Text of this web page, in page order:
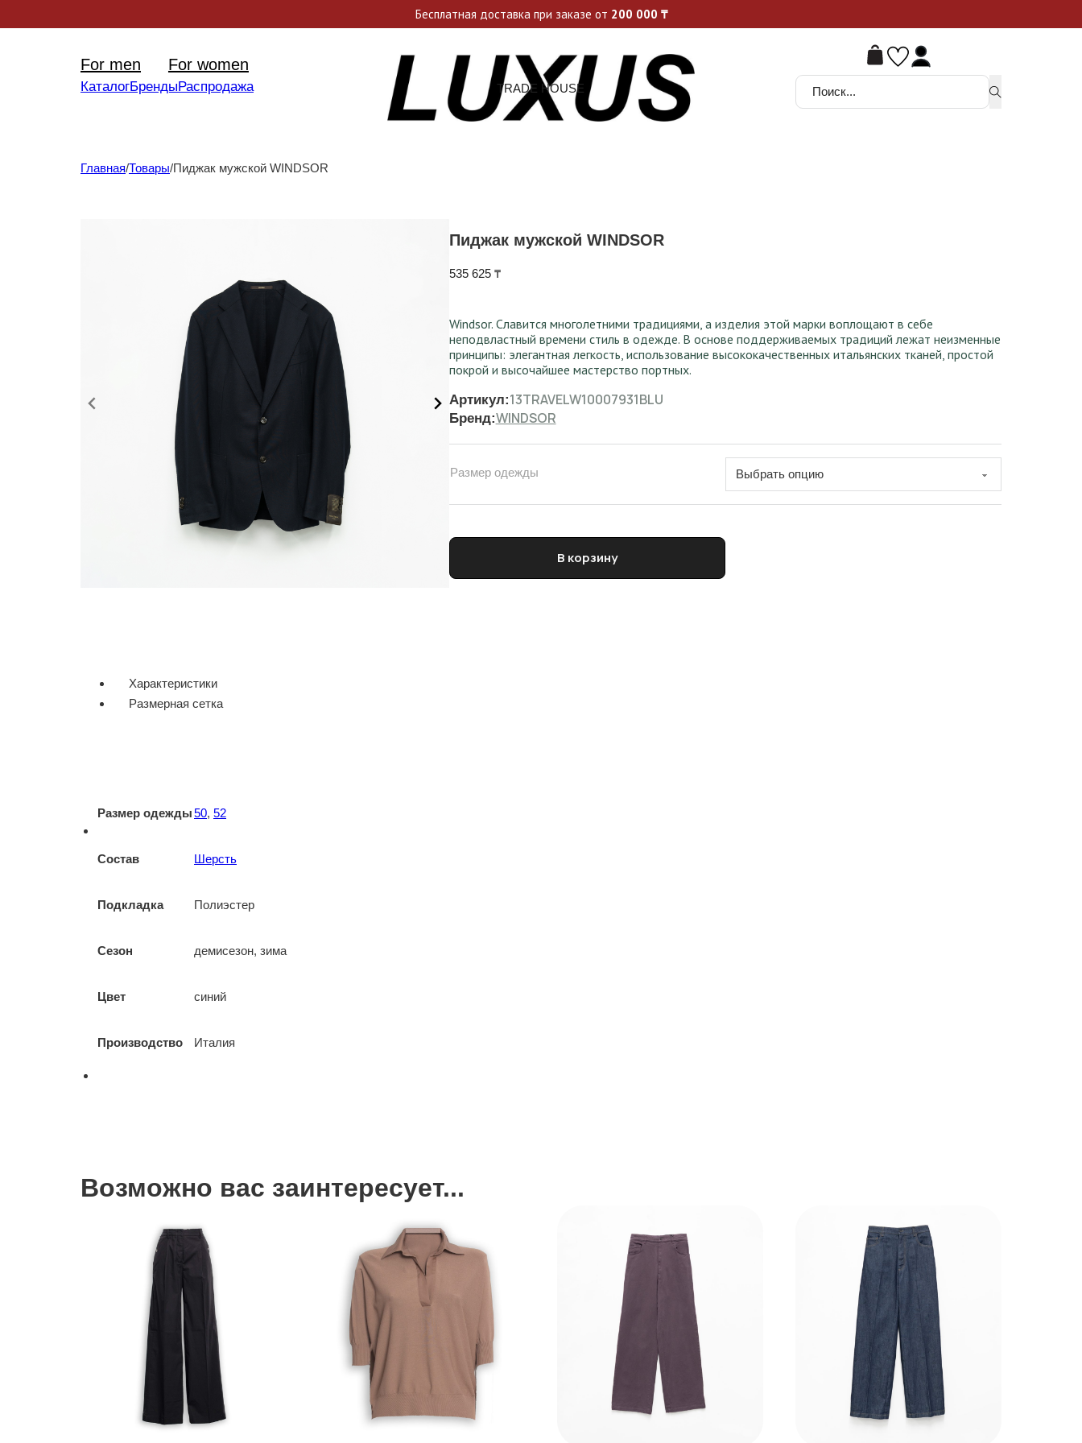
Уникальные акции и спецпредложения каждую неделю, не пропусти свой шанс
For men For women
КаталогБрендыРаспродажа TRADE HOUSE Поиск ...
Главная/Товары/Пиджак мужской WINDSOR
Пиджак мужской WINDSOR
535 625 ₸
Windsor. Славится многолетними традициями, а изделия этой марки воплощают в себе
неподвластный времени стиль в одежде. В основе поддерживаемых традиций лежат неизменные
принципы: элегантная легкость, использование высококачественных итальянских тканей, простой
покрой и высочайшее мастерство портных.
Артикул:13TRAVELW10007931BLU
Бренд:WINDSOR
Размер одежды
Количество товара Пиджак мужской WINDSOR
В корзину
Характеристики
Размерная сетка
Размер одежды50, 52
Состав Шерсть
Подкладка Полиэстер
Сезон демисезон, зима
Цвет синий
Производство Италия
Возможно вас заинтересует...
Бесплатная доставка при заказе от 200 000 ₸